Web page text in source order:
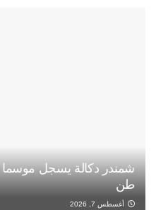
طن
أغسطس 7, 2026